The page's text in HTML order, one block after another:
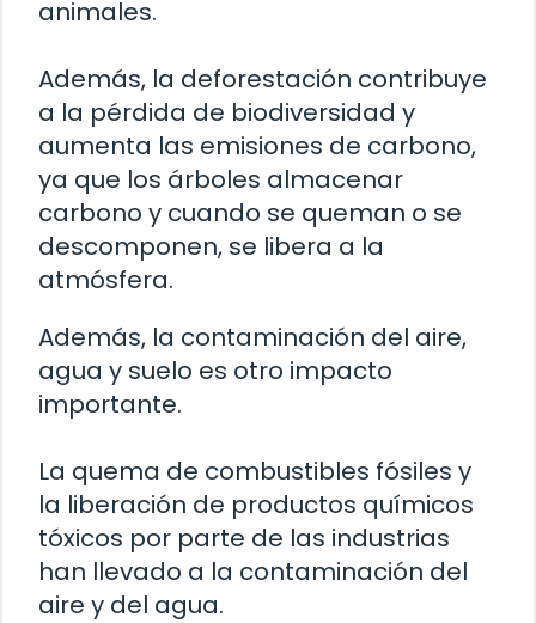
animales.
Además, la deforestación contribuye
a la pérdida de biodiversidad y
aumenta las emisiones de carbono,
ya que los árboles almacenar
carbono y cuando se queman o se
descomponen, se libera a la
atmósfera.
Además, la contaminación del aire,
agua y suelo es otro impacto
importante.
La quema de combustibles fósiles y
la liberación de productos químicos
tóxicos por parte de las industrias
han llevado a la contaminación del
aire y del agua.